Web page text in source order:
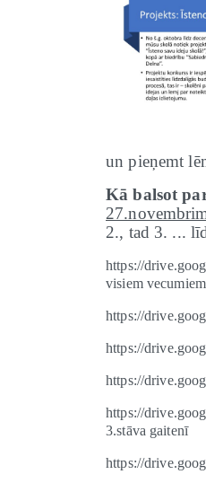
un pieņemt
Kā balsot
2., tad 3. ...
https://
visiem vecumiem
https://
https://
https://
https://
3.stāva gaitenī
https://